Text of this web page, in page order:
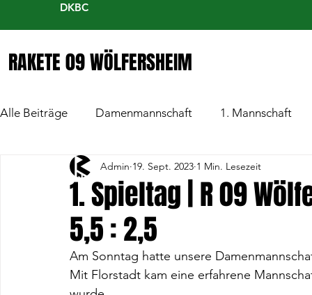
DKBC
RAKETE 09 WÖLFERSHEIM
Alle Beiträge Damenmannschaft 1. Mannschaft
1. Spieltag | R 09
5,5 : 2,5
Admin 19. Sept. 2023 1 Min. Lesezeit
Am Sonntag hatte unsere
Mit Florstadt kam eine erfahrene